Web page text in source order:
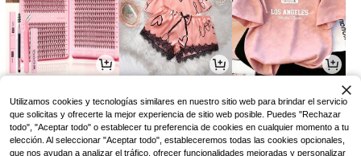
Utilizamos cookies y tecnologías similares en nuestro sitio web para brindar el servicio
que solicitas y ofrecerte la mejor experiencia de sitio web posible. Puedes "Rechazar
todo", "Aceptar todo" o establecer tu preferencia de cookies en cualquier momento a tu
elección. Al seleccionar "Aceptar todo", estableceremos todas las cookies opcionales,
que nos ayudan a analizar el tráfico, ofrecer funcionalidades mejoradas y personalizar